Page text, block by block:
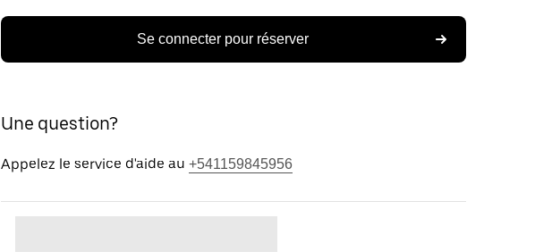
Se connecter pour réserver
Une question?
Appelez le service d'aide au +541159845956